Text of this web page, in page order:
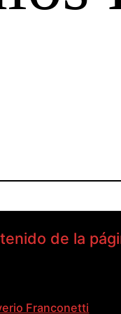
de la
Franconetti